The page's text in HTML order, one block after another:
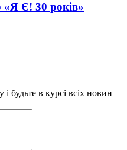
Є! 30 років»
будьте в курсі всіх новин